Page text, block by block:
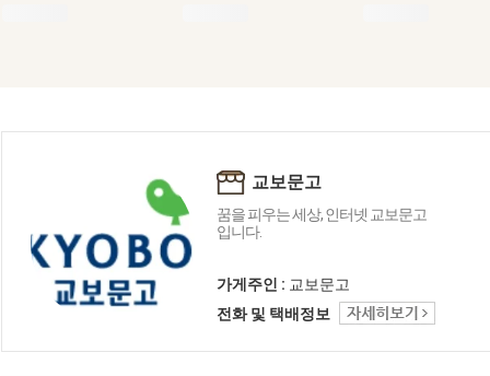
교보문고
꿈을 피우는 세상, 인터넷 교보문고
입니다.
가게주인 : 교보문고
전화 및 택배정보